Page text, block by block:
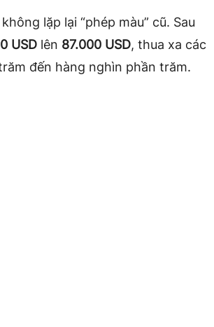
lặp lại “phép màu” cũ. Sau
USD lên 87.000 USD, thua xa các
đến hàng nghìn phần trăm.